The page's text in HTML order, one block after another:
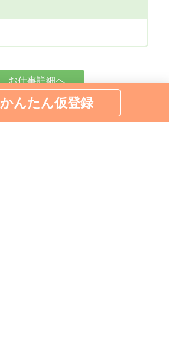
お仕事詳細へ
かんたん仮登録